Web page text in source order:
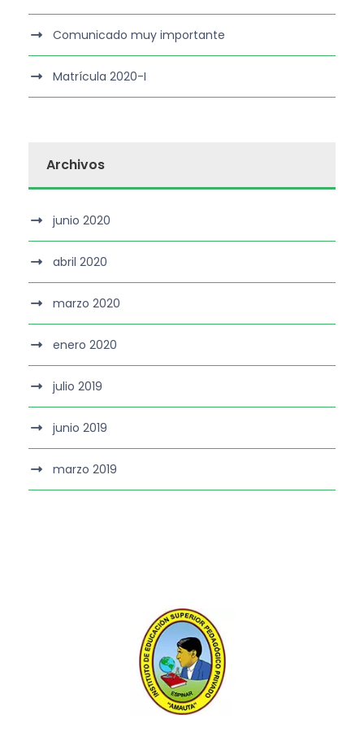
Comunicado muy importante
Matrícula 2020-I
Archivos
junio 2020
abril 2020
marzo 2020
enero 2020
julio 2019
junio 2019
marzo 2019